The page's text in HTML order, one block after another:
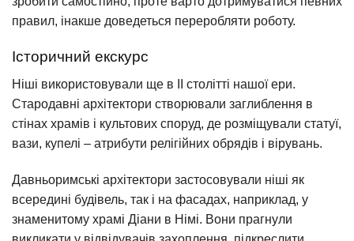
правил, інакше доведеться переробляти роботу.
Історичний екскурс
Ніші використовували ще в II столітті нашої ери.
Стародавні архітектори створювали заглиблення в
стінах храмів і культових споруд, де розміщували статуї,
вази, купелі – атрибути релігійних обрядів і вірувань.
Давньоримські архітектори застосовували ніші як
всередині будівель, так і на фасадах, наприклад, у
знаменитому храмі Діани в Німі. Вони прагнули